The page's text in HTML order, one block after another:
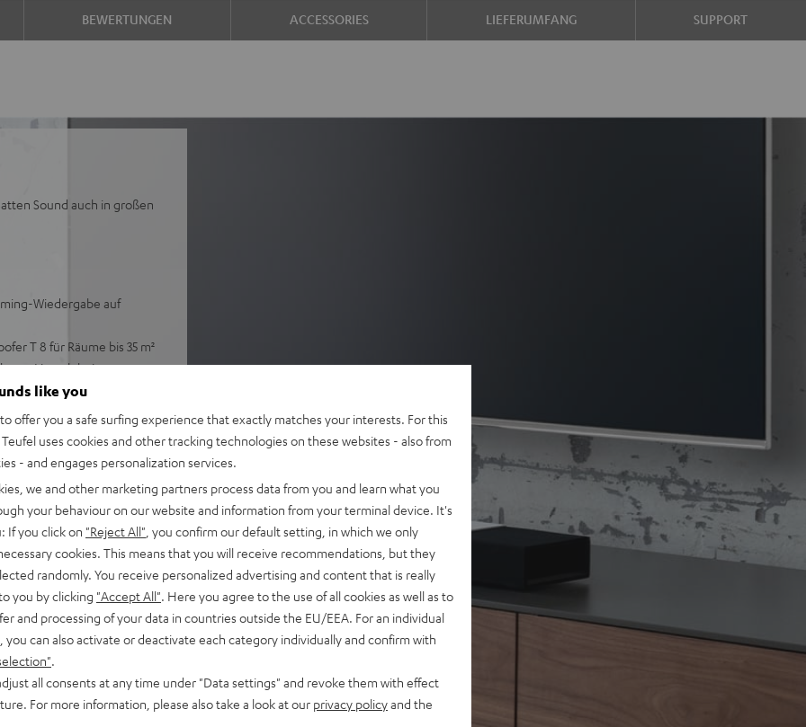
BEWERTUNGEN ACCESSORIES LIEFERUMFANG SUPPORT
Sound auch in großen
Wiedergabe auf
T 8 für Räume bis 35 m²
Hörerlebnisse
Speaker für
(verlustfrei, High
Free)
Ein-Kabel-Anschluss am
Nachtmodus
oder der Teufel Home
like you
offer you a safe surfing experience that exactly matches your interests. For this
uses cookies and other tracking technologies on these websites - also from
- and engages personalization services.
we and other marketing partners process data from you and learn what you
your behaviour on our website and information from your terminal device. It's
If you click on "Reject All" , you confirm our default setting, in which we only
cookies. This means that you will receive recommendations, but they
randomly. You receive personalized advertising and content that is really
you by clicking "Accept All" . Here you agree to the use of all cookies as well as to
and processing of your data in countries outside the EU/EEA. For an individual
you can also activate or deactivate each category individually and confirm with
all consents at any time under "Data settings" and revoke them with effect
For more information, please also take a look at our privacy policyand the